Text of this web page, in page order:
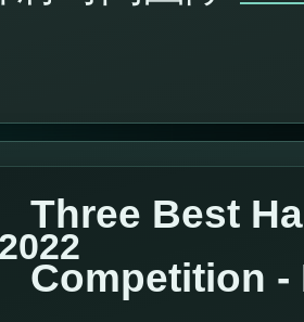
Three Best
Competition -